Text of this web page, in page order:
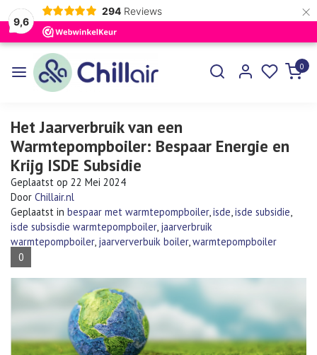
9,6
294 Reviews ×
0
Het Jaarverbruik van een
Warmtepompboiler: Bespaar Energie en
Krijg ISDE Subsidie
Geplaatst op 22 Mei 2024
Door Chillair.nl
Geplaatst in bespaar met warmtepompboiler, isde isde subsidie
isde subsisdie warmtepompboiler, jaarverbruik
warmtepompboiler, jaarververbuik boiler, warmtepompboiler
0